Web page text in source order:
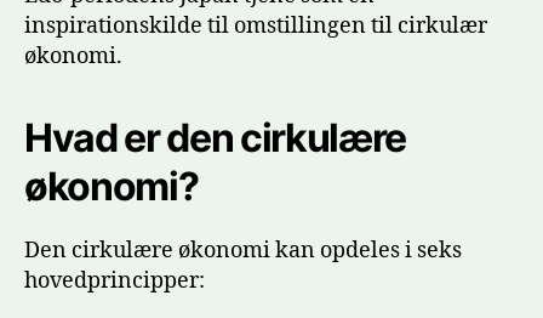
inspirationskilde til omstillingen til cirkulær
økonomi.
Hvad er den cirkulære
økonomi?
Den cirkulære økonomi kan opdeles i seks
hovedprincipper: